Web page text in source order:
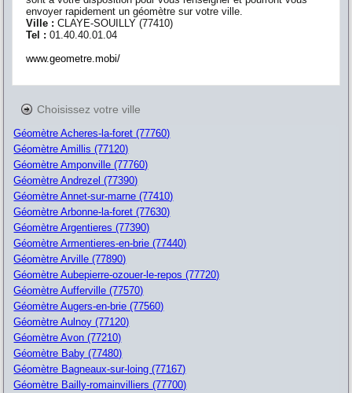
envoyer rapidement un géomètre sur votre ville.
Ville :CLAYE-SOUILLY (77410)
Tel :01.40.40.01.04
www.geometre.mobi/
Choisissez votre ville
Géomètre Acheres-la-foret (77760)
Géomètre Amillis (77120)
Géomètre Amponville (77760)
Géomètre Andrezel (77390)
Géomètre Annet-sur-marne (77410)
Géomètre Arbonne-la-foret (77630)
Géomètre Argentieres (77390)
Géomètre Armentieres-en-brie (77440)
Géomètre Arville (77890)
Géomètre Aubepierre-ozouer-le-repos (77720)
Géomètre Aufferville (77570)
Géomètre Augers-en-brie (77560)
Géomètre Aulnoy (77120)
Géomètre Avon (77210)
Géomètre Baby (77480)
Géomètre Bagneaux-sur-loing (77167)
Géomètre Bailly-romainvilliers (77700)